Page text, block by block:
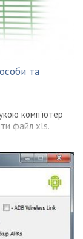
та
комп'ютер
файл xls.